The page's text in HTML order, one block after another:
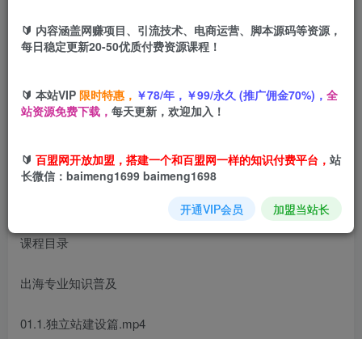
立即购买
出海专业知识普及，从0到1，8大模块构建你的海外增长引
课程目录
出海专业知识普及
01.1.独立站建设篇.mp4
🔰 内容涵盖网赚项目、引流技术、电商运营、脚本源码等资源，
每日稳定更新20-50优质付费资源课程！
🔰 本站VIP 限时特惠， ￥78/年，￥99/永久 (推广佣金70%)， 全
站资源免费下载， 每天更新，欢迎加入！
🔰 百盟网开放加盟，搭建一个和百盟网一样的知识付费平台， 站
长微信：baimeng1699 baimeng1698
开通VIP会员 加盟当站长